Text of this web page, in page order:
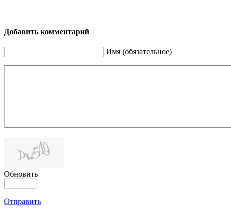
Добавить комментарий
Имя (обязательное)
Обновить
Отправить